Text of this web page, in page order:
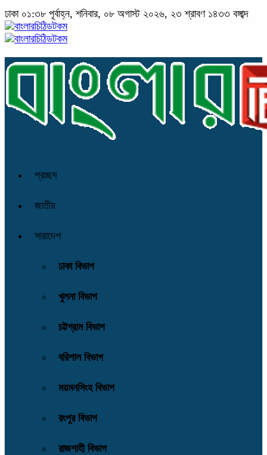
ঢাকা ০১:৩৮ পূর্বাহ্ন, শনিবার, ০৮ অগাস্ট ২০২৬, ২৩ শ্রাবণ ১৪৩৩ বঙ্গাব্দ
প্রচ্ছদ
জাতীয়
সারাদেশ
ঢাকা বিভাগ
খুলনা বিভাগ
চট্টগ্রাম বিভাগ
বরিশাল বিভাগ
ময়মনসিংহ বিভাগ
রংপুর বিভাগ
রাজশাহী বিভাগ